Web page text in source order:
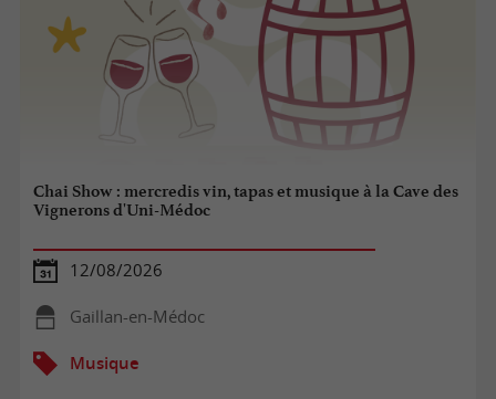
Chai Show : mercredis vin, tapas et musique à la Cave des
Vignerons d'Uni-Médoc
12/08/2026
Gaillan-en-Médoc
Musique